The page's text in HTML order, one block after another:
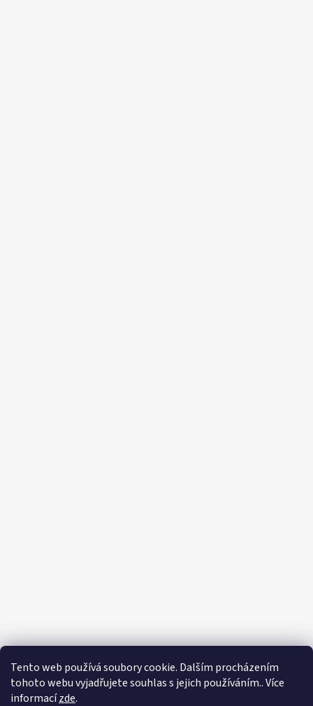
Tento web používá soubory cookie. Dalším procházením
tohoto webu vyjadřujete souhlas s jejich používáním.. Více
informacízde.